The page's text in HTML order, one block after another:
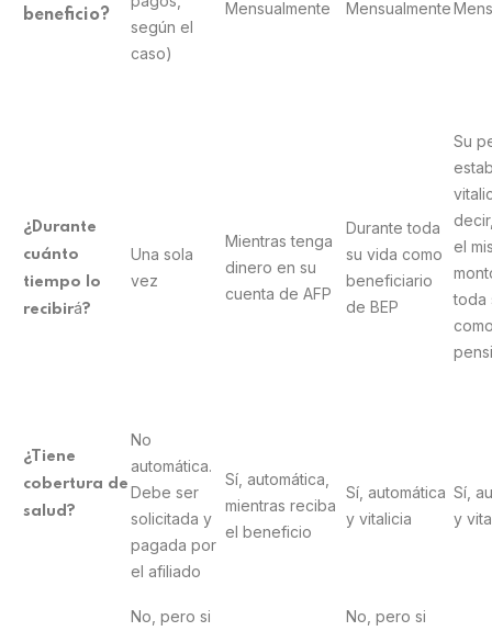
beneficio?
según el
caso)
Mensualmente Mensualmente
¿Durante
cuánto
tiempo lo
recibirá?
Una sola
vez
Mientras tenga
dinero en su
cuenta de AFP
Durante toda
su vida como
beneficiario
de BEP
Su
el
toda
¿Tiene
cobertura de
salud?
No
automática.
Debe ser
solicitada y
pagada por
el afiliado
Sí, automática,
mientras reciba
el beneficio
Sí, automática
y vitalicia
Sí,
y
No, pero si
No, pero si